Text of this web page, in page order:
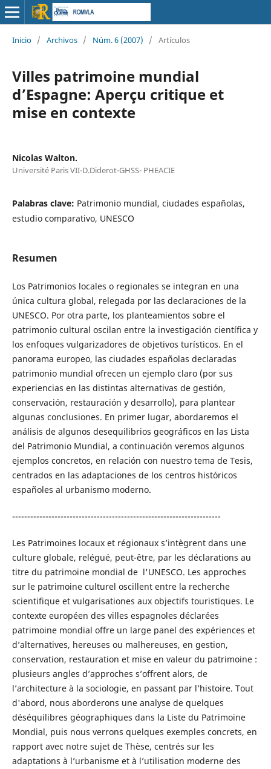
Inicio / Archivos / Núm. 6 (2007) / Artículos
Villes patrimoine mundial
d’Espagne: Aperçu critique et
mise en contexte
Nicolas Walton.
Université Paris VII-D.Diderot-GHSS- PHEACIE
Palabras clave: Patrimonio mundial, ciudades españolas,
estudio comparativo, UNESCO
Resumen
Los Patrimonios locales o regionales se integran en una
única cultura global, relegada por las declaraciones de la
UNESCO. Por otra parte, los planteamientos sobre el
patrimonio cultural oscilan entre la investigación científica y
los enfoques vulgarizadores de objetivos turísticos. En el
panorama europeo, las ciudades españolas declaradas
patrimonio mundial ofrecen un ejemplo claro (por sus
experiencias en las distintas alternativas de gestión,
conservación, restauración y desarrollo), para plantear
algunas conclusiones. En primer lugar, abordaremos el
análisis de algunos desequilibrios geográficos en las Lista
del Patrimonio Mundial, a continuación veremos algunos
ejemplos concretos, en relación con nuestro tema de Tesis,
centrados en las adaptaciones de los centros históricos
españoles al urbanismo moderno.
---------------------------------------------------------------------
Les Patrimoines locaux et régionaux s’intègrent dans une
culture globale, relégué, peut-être, par les déclarations au
titre du patrimoine mondial de l'UNESCO. Les approches
sur le patrimoine culturel oscillent entre la recherche
scientifique et vulgarisationes aux objectifs touristiques. Le
contexte européen des villes espagnoles déclarées
patrimoine mondial offre un large panel des expériences et
d’alternatives, hereuses ou malhereuses, en gestion,
conservation, restauration et mise en valeur du patrimoine :
plusieurs angles d’approches s’offrent alors, de
l’architecture à la sociologie, en passant par l’histoire. Tout
d'abord, nous aborderons une analyse de quelques
déséquilibres géographiques dans la Liste du Patrimoine
Mondial, puis nous verrons quelques exemples concrets, en
rapport avec notre sujet de Thèse, centrés sur les
adaptations à l’urbanisme et à l’utilisation moderne des